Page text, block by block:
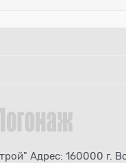
Адрес: 160000 г.